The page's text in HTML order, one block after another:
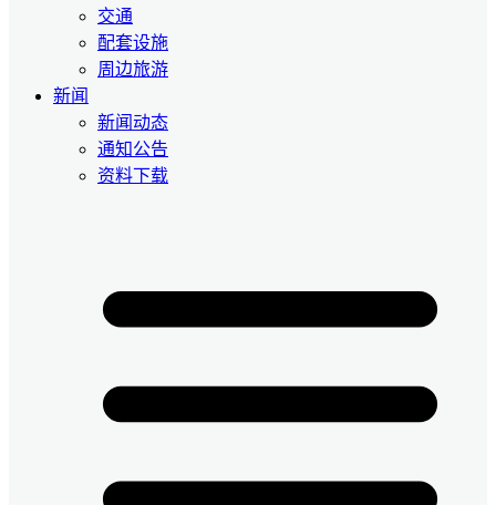
交通
配套设施
周边旅游
新闻
新闻动态
通知公告
资料下载